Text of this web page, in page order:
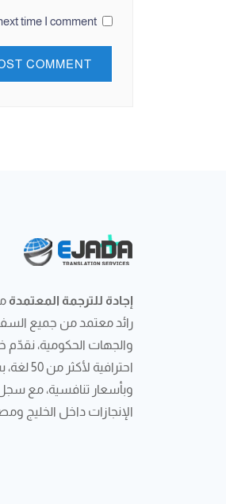
time I comment.
إجادة للترجمة المعتمدة
رائد معتمد من جميع
والجهات الحكومية، نقدّم
احترافية
وبأسعار تنافسية، مع
الإنجازات داخل الخليج